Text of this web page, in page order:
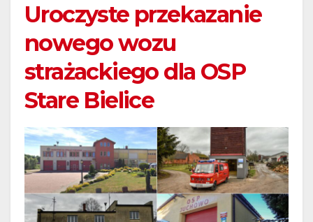
Uroczyste przekazanie
nowego wozu
strażackiego dla OSP
Stare Bielice